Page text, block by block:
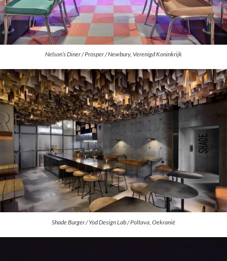
Nelson’s Diner / Prosper / Newbury, Verenigd Koninkrijk
Shade Burger / Yod Design Lab / Poltava, Oekranië